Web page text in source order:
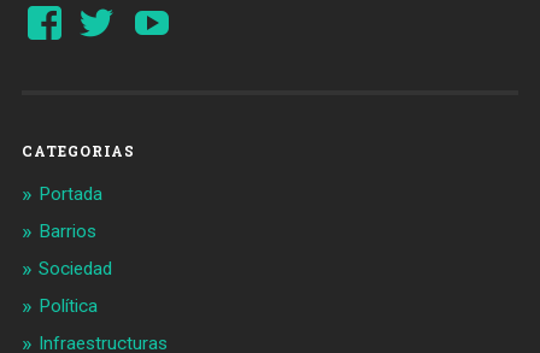
Ver
perfil
Ver
perfil
CATEGORIAS
Portada
Barrios
Sociedad
Política
Infraestructuras